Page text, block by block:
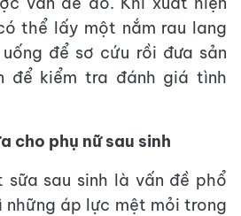
thể lấy một nắm rau lang
để sơ cứu rồi đưa sản
để kiểm tra đánh giá tình
cho phụ nữ sau sinh
sau sinh là vấn đề phổ
những áp lực mệt mỏi trong